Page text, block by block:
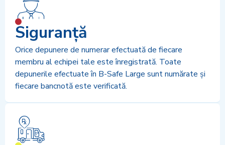
Siguranță
Orice depunere de numerar efectuată de fiecare
membru al echipei tale este înregistrată. Toate
depunerile efectuate în B-Safe Large sunt numărate și
fiecare bancnotă este verificată.